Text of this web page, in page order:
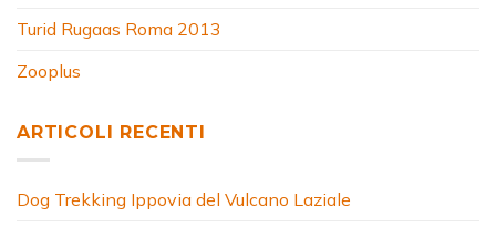
Turid Rugaas Roma 2013
Zooplus
ARTICOLI RECENTI
Dog Trekking Ippovia del Vulcano Laziale